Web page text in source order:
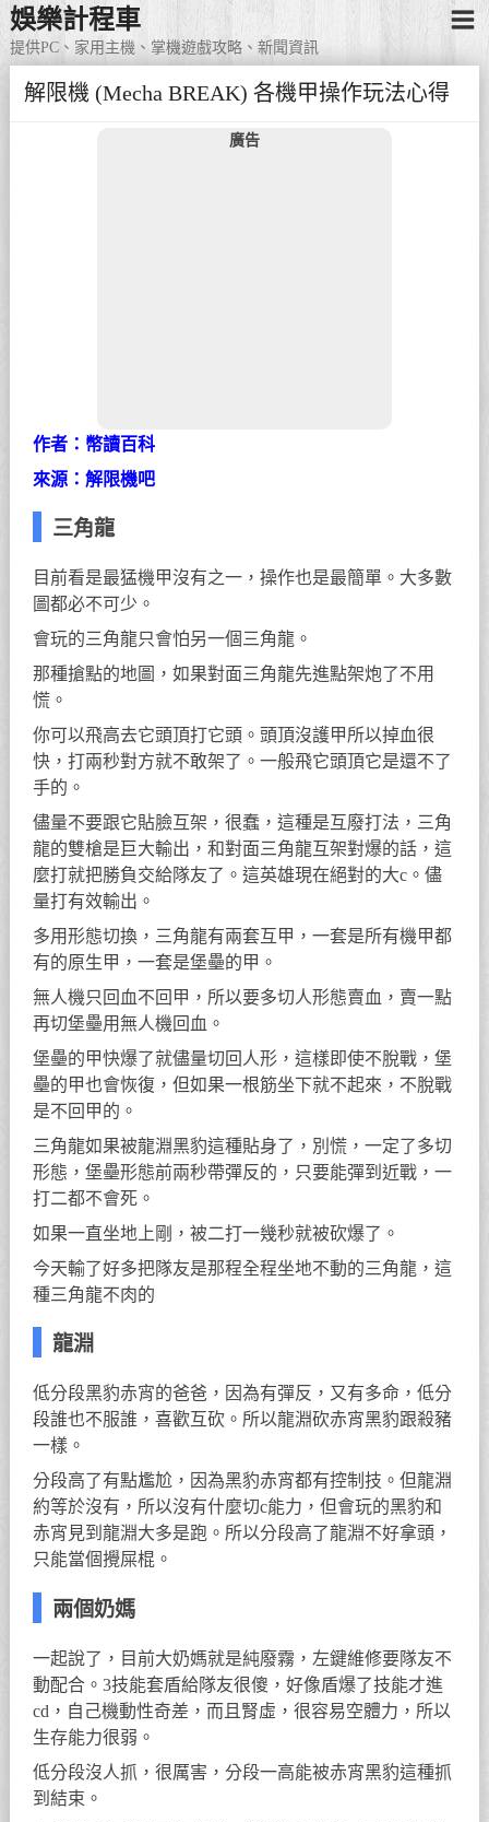
娛樂計程車
提供PC、家用主機、掌機遊戲攻略、新聞資訊
解限機 (Mecha BREAK) 各機甲操作玩法心得
廣告
作者：幣讀百科
來源：解限機吧
三角龍
目前看是最猛機甲沒有之一，操作也是最簡單。大多數
圖都必不可少。
會玩的三角龍只會怕另一個三角龍。
那種搶點的地圖，如果對面三角龍先進點架炮了不用
慌。
你可以飛高去它頭頂打它頭。頭頂沒護甲所以掉血很
快，打兩秒對方就不敢架了。一般飛它頭頂它是還不了
手的。
儘量不要跟它貼臉互架，很蠢，這種是互廢打法，三角
龍的雙槍是巨大輸出，和對面三角龍互架對爆的話，這
麼打就把勝負交給隊友了。這英雄現在絕對的大c。儘
量打有效輸出。
多用形態切換，三角龍有兩套互甲，一套是所有機甲都
有的原生甲，一套是堡壘的甲。
無人機只回血不回甲，所以要多切人形態賣血，賣一點
再切堡壘用無人機回血。
堡壘的甲快爆了就儘量切回人形，這樣即使不脫戰，堡
壘的甲也會恢復，但如果一根筋坐下就不起來，不脫戰
是不回甲的。
三角龍如果被龍淵黑豹這種貼身了，別慌，一定了多切
形態，堡壘形態前兩秒帶彈反的，只要能彈到近戰，一
打二都不會死。
如果一直坐地上剛，被二打一幾秒就被砍爆了。
今天輸了好多把隊友是那程全程坐地不動的三角龍，這
種三角龍不肉的
龍淵
低分段黑豹赤宵的爸爸，因為有彈反，又有多命，低分
段誰也不服誰，喜歡互砍。所以龍淵砍赤宵黑豹跟殺豬
一樣。
分段高了有點尷尬，因為黑豹赤宵都有控制技。但龍淵
約等於沒有，所以沒有什麼切c能力，但會玩的黑豹和
赤宵見到龍淵大多是跑。所以分段高了龍淵不好拿頭，
只能當個攪屎棍。
兩個奶媽
一起說了，目前大奶媽就是純廢霧，左鍵維修要隊友不
動配合。3技能套盾給隊友很傻，好像盾爆了技能才進
cd，自己機動性奇差，而且腎虛，很容易空體力，所以
生存能力很弱。
低分段沒人抓，很厲害，分段一高能被赤宵黑豹這種抓
到結束。